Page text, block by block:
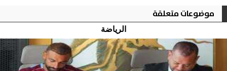
موضوعات متعلقة
الرياضة